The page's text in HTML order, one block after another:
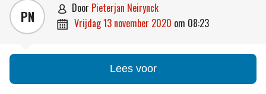
PN  door Pieterjan Neirynck
 vrijdag 13 november 2020 om 08:23
Lees voor